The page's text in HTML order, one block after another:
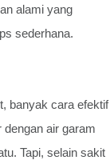
alami yang
sederhana.
banyak cara efektif
air garam
Tapi, selain sakit